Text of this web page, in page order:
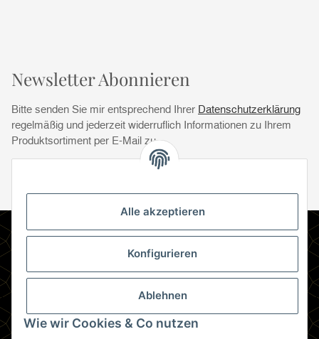
Alle akzeptieren
Konfigurieren
Ablehnen
Wie wir Cookies & Co nutzen
Newsletter Abonnieren
Bitte senden Sie mir entsprechend Ihrer Datenschutzerklärung
regelmäßig und jederzeit widerruflich Informationen zu Ihrem
Produktsortiment per E-Mail zu.
Newsletter Abonnieren
Informationen
Gesetzliche Informationen
Zahlungsmethoden